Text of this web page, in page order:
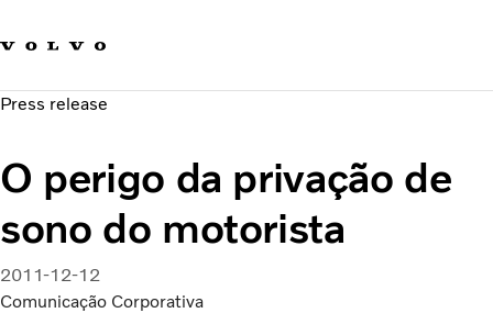
Carreira
Sustentabilidade e Segurança
Press release
O perigo da privação de
sono do motorista
2011-12-12
Comunicação Corporativa